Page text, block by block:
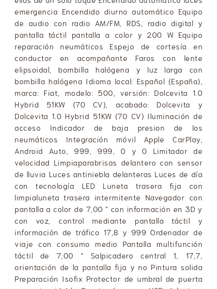
emergencia Encendido diurno automático Equipo
de audio con radio AM/FM, RDS, radio digital y
pantalla táctil pantalla a color y 200 W Equipo
reparación neumáticos Espejo de cortesía en
conductor en acompañante Faros con lente
elipsoidal, bombilla halógena y luz larga con
bombilla halógena Idioma local: Español (España),
marca: Fiat, modelo: 500, versión: Dolcevita 1.0
Hybrid 51KW (70 CV), acabado: Dolcevita y
Dolcevita 1.0 Hybrid 51KW (70 CV) Iluminación de
acceso Indicador de baja presion de los
neumáticos Integración móvil Apple CarPlay,
Android Auto, 999, 999, 0 y 0 Limitador de
velocidad Limpiaparabrisas delantero con sensor
de lluvia Luces antiniebla delanteras Luces de día
con tecnología LED Luneta trasera fija con
limpialuneta trasera intermitente Navegador con
pantalla a color de 7,00 " con información en 3D y
con voz, control mediante pantalla táctil y
información de tráfico 17,8 y 999 Ordenador de
viaje con consumo medio Pantalla multifunción
táctil de 7,00 " Salpicadero central 1, 17,7,
orientación de la pantalla fija y no Pintura solida
Preparación Isofix Protector de umbral de puerta